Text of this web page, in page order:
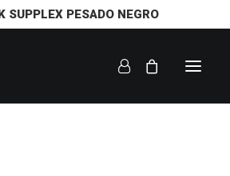
SUPPLEX PESADO NEGRO